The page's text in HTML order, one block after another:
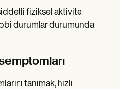
fiziksel aktivite
durumlar durumunda
tanımak, hızlı